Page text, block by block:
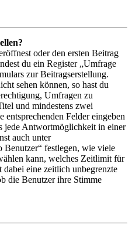
oder den ersten Beitrag
du ein Register „Umfrage
zur Beitragserstellung.
sehen können, so hast du
Umfragen zu
und mindestens zwei
Felder eingeben
jede Antwortmöglichkeit in einer
auch unter
festlegen, wie viele
kann, welches Zeitlimit für
eine zeitlich unbegrenzte
die Benutzer ihre Stimme